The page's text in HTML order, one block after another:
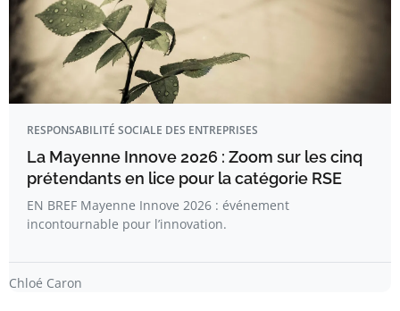
RESPONSABILITÉ SOCIALE DES ENTREPRISES
La Mayenne Innove 2026 : Zoom sur les cinq
prétendants en lice pour la catégorie RSE
EN BREF Mayenne Innove 2026 : événement
incontournable pour l’innovation.
Chloé Caron